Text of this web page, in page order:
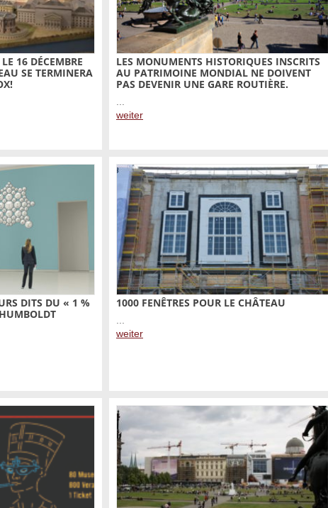
16 DÉCEMBRE
SE TERMINERA
LES MONUMENTS HISTORIQUES INSCRITS
AU PATRIMOINE MONDIAL NE DOIVENT
PAS DEVENIR UNE GARE ROUTIÈRE.
...
weiter
DITS DU « 1 %
1000 FENÊTRES POUR LE CHÂTEAU
...
weiter